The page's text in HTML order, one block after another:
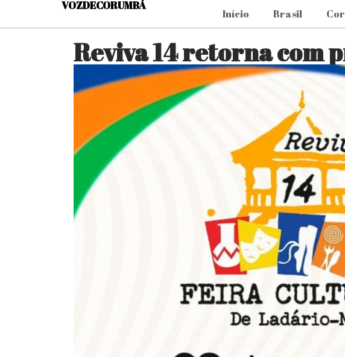
VOZDECORUMBÁ
Início Brasil
Reviva 14 retorna com